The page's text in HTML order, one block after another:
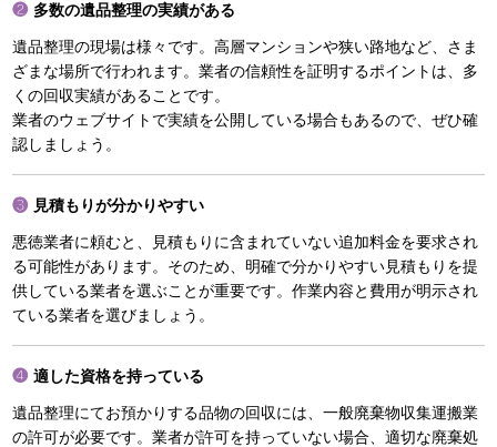
多数の遺品整理の実績がある
遺品整理の現場は様々です。高層マンションや狭い路地など、さま
ざまな場所で行われます。業者の信頼性を証明するポイントは、多
くの回収実績があることです。
業者のウェブサイトで実績を公開している場合もあるので、ぜひ確
認しましょう。
見積もりが分かりやすい
悪徳業者に頼むと、見積もりに含まれていない追加料金を要求され
る可能性があります。そのため、明確で分かりやすい見積もりを提
供している業者を選ぶことが重要です。作業内容と費用が明示され
ている業者を選びましょう。
適した資格を持っている
遺品整理にてお預かりする品物の回収には、一般廃棄物収集運搬業
の許可が必要です。業者が許可を持っていない場合、適切な廃棄処